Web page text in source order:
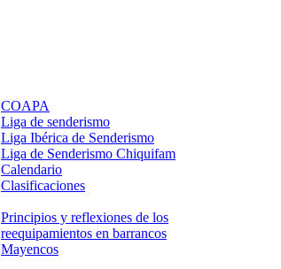
COAPA
Liga de senderismo
Liga Ibérica de Senderismo
Liga de Senderismo Chiquifam
Calendario
Clasificaciones
Principios y reflexiones de los
reequipamientos en barrancos
Mayencos